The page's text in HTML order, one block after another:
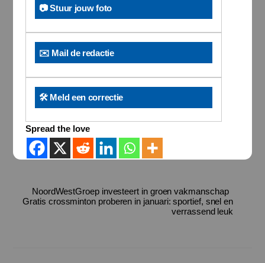
📷 Stuur jouw foto
✉️ Mail de redactie
🛠️ Meld een correctie
Spread the love
NoordWestGroep investeert in groen vakmanschap
Gratis crossminton proberen in januari: sportief, snel en
verrassend leuk